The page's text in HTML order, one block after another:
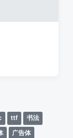
ttf
书法
广告体